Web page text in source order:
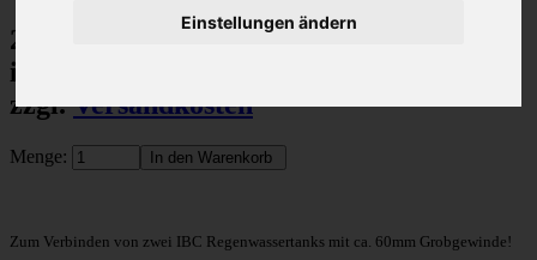
Einstellungen ändern
24,45 €
inkl. 19% MwSt.
zzgl.Versandkosten
Menge:
Zum Verbinden von zwei IBC Regenwassertanks mit ca. 60mm Grobgewinde!